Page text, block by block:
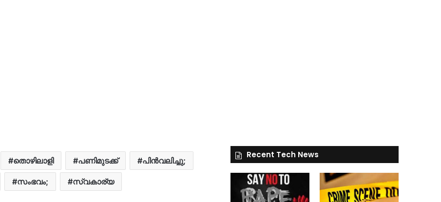
തൊഴിലാളി പണിമുടക്ക് പിൻവലിച്ചു;
സംഭവം; സ്വകാര്യ
Recent Tech News